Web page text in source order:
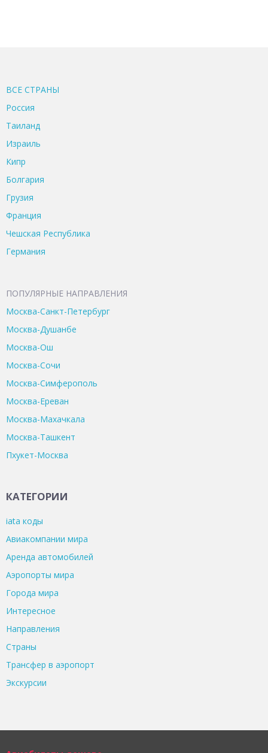
ВСЕ CТРАНЫ
Россия
Таиланд
Израиль
Кипр
Болгария
Грузия
Франция
Чешская Республика
Германия
ПОПУЛЯРНЫЕ НАПРАВЛЕНИЯ
Москва-Санкт-Петербург
Москва-Душанбе
Москва-Ош
Москва-Сочи
Москва-Симферополь
Москва-Ереван
Москва-Махачкала
Москва-Ташкент
Пхукет-Москва
КАТЕГОРИИ
iata коды
Авиакомпании мира
Аренда автомобилей
Аэропорты мира
Города мира
Интересное
Направления
Страны
Трансфер в аэропорт
Экскурсии